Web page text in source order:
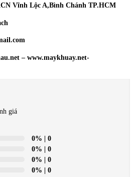
Vĩnh Lộc A,Bình Chánh TP.HCM
– www.maykhuay.net-
giá
0% | 0
0% | 0
0% | 0
0% | 0